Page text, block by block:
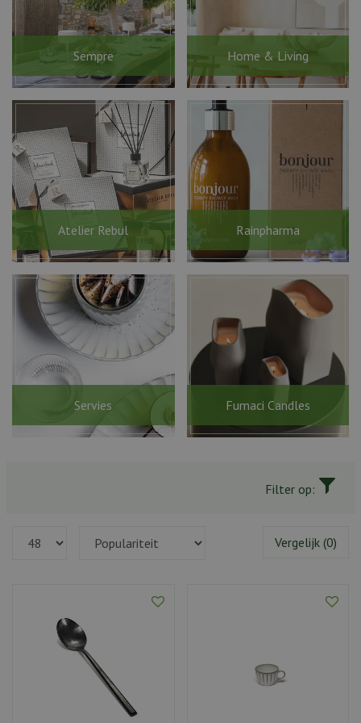
Sempre Home & Living
Atelier Rebul Rainpharma
Servies Fumaci Candles
Filter op:
Vergelijk (0)